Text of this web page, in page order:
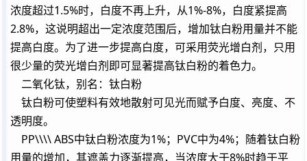
浓度超过1.5%时，白度不再上升，从1%-8%，白度紧提高
2.8%，这说明超出一定浓度范围后，增加钛白粉用量并不能
提高白度。为了进一步提高白度，可采用荧光增白剂，只用
很少量的荧光增白剂即可显著提高钛白粉的着色力。
二氧化钛，别名：钛白粉
钛白粉可使塑料有效地散射可见光而赋予白度、亮度、不
透明度。
PP\\\\ ABS中钛白粉浓度为1%；PVC中为4%；随着钛白粉
用量的增加，其遮盖力逐渐提高，当浓度大于8%时趋于平